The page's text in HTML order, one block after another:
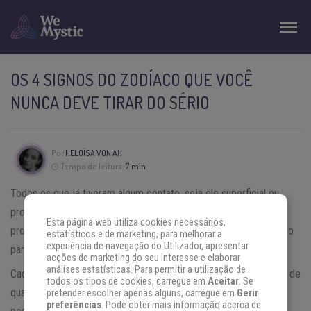
OS 4 SIGNOS DO ZODÍACO QUE VOCÊ
NUNCA DEVE TIRAR DO SÉRIO
Por HELOÍSA VON AH
Tempo de leitura: 7 min
Todos os que já tiveram algum contato, seja ele superficial ou
profundo, com os
provavelmente já devem ter notado que é preciso tomar cuidado
para não irritar alguns deles.
Cada um dos signos do zodíaco possui uma enorme abundância de
qualidades e defeitos individuais, mas alguns deles em especial
Esta página web utiliza cookies necessários,
estatísticos e de marketing, para melhorar a
experiência de navegação do Utilizador, apresentar
acções de marketing do seu interesse e elaborar
análises estatísticas. Para permitir a utilização de
todos os tipos de cookies, carregue em Aceitar. Se
pretender escolher apenas alguns, carregue em Gerir
preferências. Pode obter mais informação acerca de